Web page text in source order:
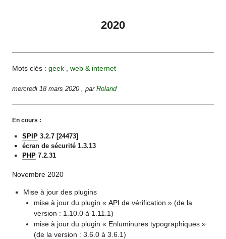
2020
Mots clés :geek ,web & internet
mercredi 18 mars 2020 ,parRoland
En cours :
SPIP3.2.7 [24473]
écran de sécurité 1.3.13
PHP7.2.31
Novembre 2020
Mise à jour des plugins
mise à jour du plugin «API de vérification » (de la
version : 1.10.0 à 1.11.1)
mise à jour du plugin « Enluminures typographiques »
(de la version : 3.6.0 à 3.6.1)